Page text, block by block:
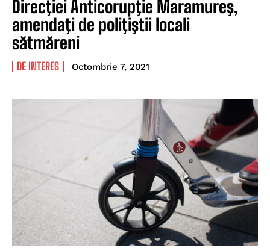
Direcţiei Anticorupţie Maramureş,
amendaţi de poliţiştii locali
sătmăreni
DE INTERES Octombrie 7, 2021